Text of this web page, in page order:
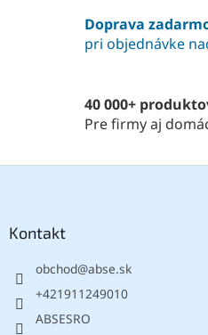
e
p
y
v
p
Doprava
pri objednávke
40 000+
Pre firmy aj
Kontakt
obchod@abse.sk
+421911249010
ABSESRO